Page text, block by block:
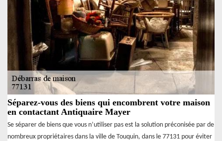
Séparez-vous des biens qui encombrent votre maison
en contactant Antiquaire Mayer
Se séparer de biens que vous n’utiliser pas est la solution préconisée par de
nombreux propriétaires dans la ville de Touquin, dans le 77131 pour éviter